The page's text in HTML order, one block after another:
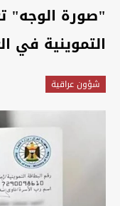
"صورة الوجه"
التموينية في
شؤون عراقية